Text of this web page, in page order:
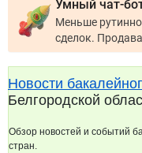
Умный чат-
Меньше
Новости
Белгородской
Обзор новостей и событий
стран.